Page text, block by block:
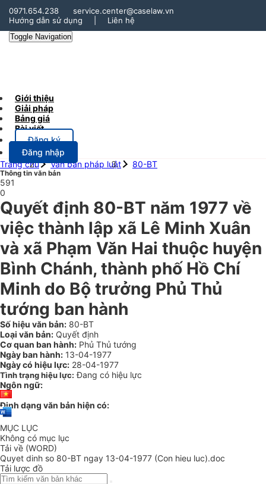
0971.654.238
service.center@caselaw.vn
Hướng dẫn sử dụng
Liên hệ
Toggle Navigation
Giới thiệu
Giải pháp
Bảng giá
Bài viết
Đăng ký
Đăng nhập
Trang chủ
Văn bản pháp luật 80-BT
Thông tin văn bản
591
0
Quyết định 80-BT năm 1977 về
việc thành lập xã Lê Minh Xuân
và xã Phạm Văn Hai thuộc huyện
Bình Chánh, thành phố Hồ Chí
Minh do Bộ trưởng Phủ Thủ
tướng ban hành
Số hiệu văn bản: 80-BT
Loại văn bản: Quyết định
Cơ quan ban hành: Phủ Thủ tướng
Ngày ban hành: 13-04-1977
Ngày có hiệu lực: 28-04-1977
Tình trạng hiệu lực: Đang có hiệu lực
Ngôn ngữ:
Định dạng văn bản hiện có:
MỤC LỤC
Không có mục lục
Tải về (WORD)
Quyet dinh so 80-BT ngay 13-04-1977 (Con hieu luc).doc
Tải lược đồ